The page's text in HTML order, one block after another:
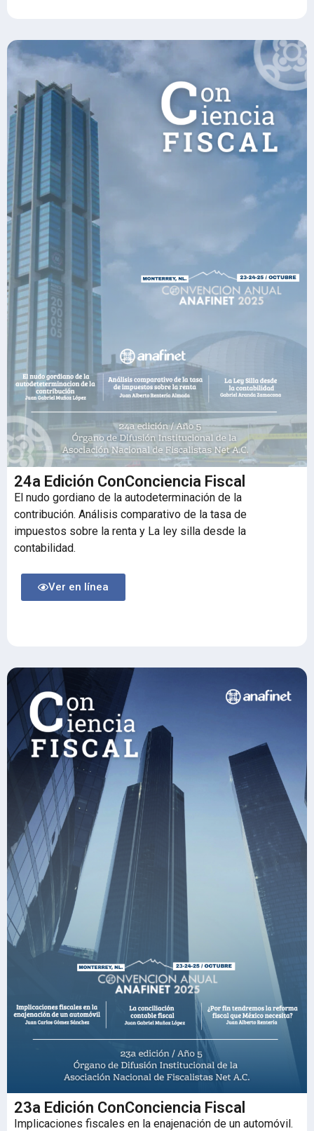
24a Edición ConConciencia Fiscal
El nudo gordiano de la autodeterminación de la
contribución. Análisis comparativo de la tasa de
impuestos sobre la renta y La ley silla desde la
contabilidad.
Ver en línea
23a Edición ConConciencia Fiscal
Implicaciones fiscales en la enajenación de un automóvil.